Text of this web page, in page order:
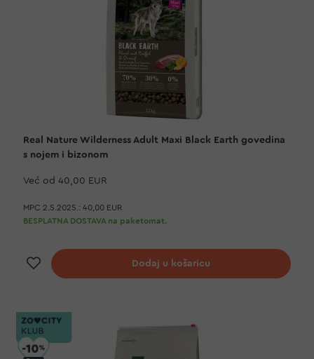
Real Nature Wilderness Adult Maxi Black Earth govedina
s nojem i bizonom
Već od 40,00 EUR
MPC 2.5.2025.: 40,00 EUR
BESPLATNA DOSTAVA na paketomat.
Dodaj na listu želja
Dodaj u košaricu